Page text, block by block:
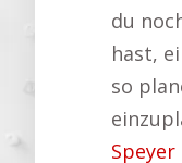
du
hast,
so
Speyer